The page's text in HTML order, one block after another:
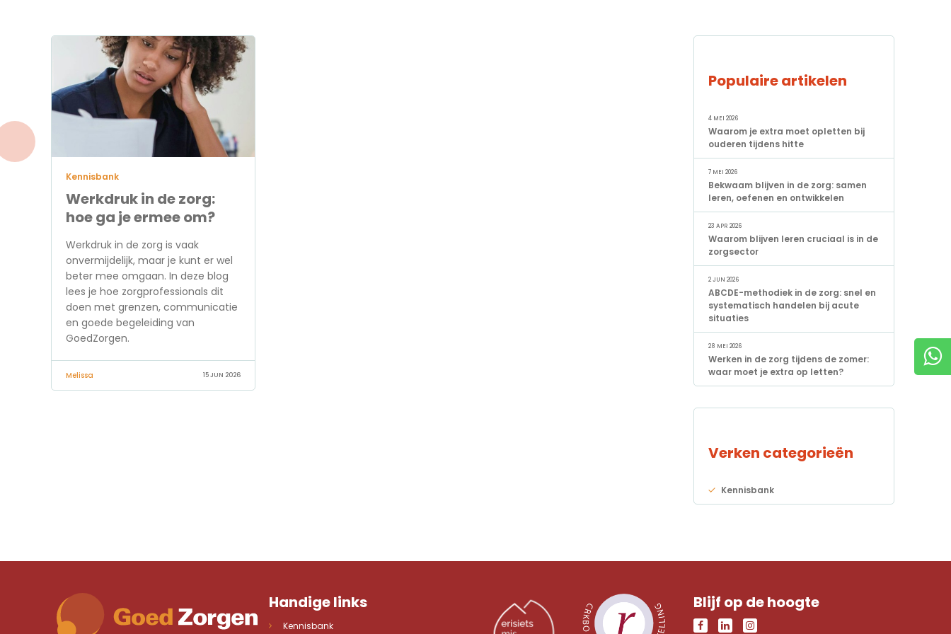
Werkdruk in de zorg:
hoe ga je ermee om?
Kennisbank
Werkdruk in de zorg is vaak
onvermijdelijk, maar je kunt er wel
beter mee omgaan. In deze blog
lees je hoe zorgprofessionals dit
doen met grenzen, communicatie
en goede begeleiding van
GoedZorgen.
Melissa 15 JUN 2026
Populaire artikelen
Waarom je extra moet opletten bij
ouderen tijdens hitte
4 MEI 2026
Bekwaam blijven in de zorg: samen
leren, oefenen en ontwikkelen
7 MEI 2026
Waarom blijven leren cruciaal is in de
zorgsector
23 APR 2026
ABCDE-methodiek in de zorg: snel en
systematisch handelen bij acute
situaties
2 JUN 2026
Werken in de zorg tijdens de zomer:
waar moet je extra op letten?
28 MEI 2026
Verken categorieën
Kennisbank
Handige links
Kennisbank
Blijf op de hoogte